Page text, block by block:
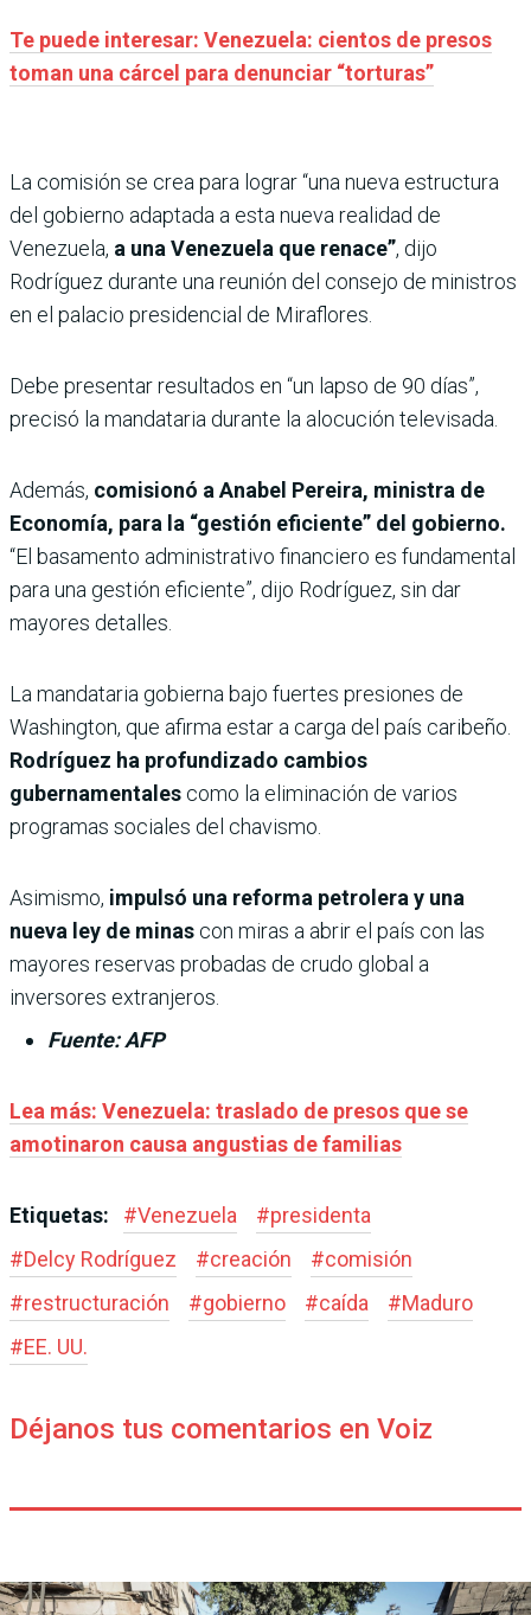
Te puede interesar: Venezuela: cientos de presos
toman una cárcel para denunciar “torturas”
La comisión se crea para lograr “una nueva estructura
del gobierno adaptada a esta nueva realidad de
Venezuela, a una Venezuela que renace”, dijo
Rodríguez durante una reunión del consejo de ministros
en el palacio presidencial de Miraflores.
Debe presentar resultados en “un lapso de 90 días”,
precisó la mandataria durante la alocución televisada.
Además, comisionó a Anabel Pereira, ministra de
Economía, para la “gestión eficiente” del gobierno.
“El basamento administrativo financiero es fundamental
para una gestión eficiente”, dijo Rodríguez, sin dar
mayores detalles.
La mandataria gobierna bajo fuertes presiones de
Washington, que afirma estar a carga del país caribeño.
Rodríguez ha profundizado cambios
gubernamentales como la eliminación de varios
programas sociales del chavismo.
Asimismo, impulsó una reforma petrolera y una
nueva ley de minas con miras a abrir el país con las
mayores reservas probadas de crudo global a
inversores extranjeros.
Fuente: AFP
Lea más: Venezuela: traslado de presos que se
amotinaron causa angustias de familias
Etiquetas: #Venezuela #presidenta
#Delcy Rodríguez #creación #comisión
#restructuración #gobierno #caída #Maduro
#EE. UU.
Déjanos tus comentarios en Voiz